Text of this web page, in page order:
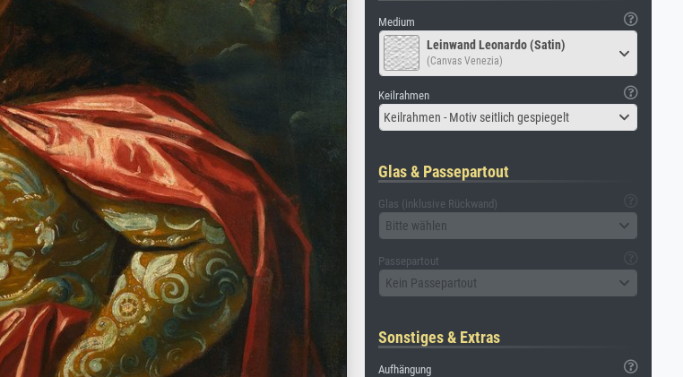
Medium
Leinwand Leonardo (Satin)
(Canvas Venezia)
Keilrahmen
Keilrahmen - Motiv seitlich gespiegelt
Glas & Passepartout
Glas (inklusive Rückwand)
Bitte wählen
Passepartout
Kein Passepartout
Sonstiges & Extras
Aufhängung